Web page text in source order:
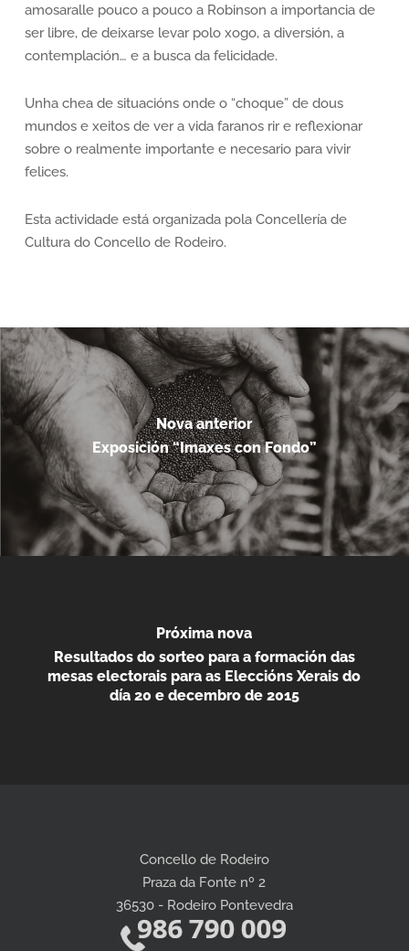
amosaralle pouco a pouco a Robinson a importancia de
ser libre, de deixarse levar polo xogo, a diversión, a
contemplación… e a busca da felicidade.
Unha chea de situacións onde o “choque” de dous
mundos e xeitos de ver a vida faranos rir e reflexionar
sobre o realmente importante e necesario para vivir
felices.
Esta actividade está organizada pola Concellería de
Cultura do Concello de Rodeiro.
Nova anterior
Exposición “Imaxes con Fondo”
Próxima nova
Resultados do sorteo para a formación das
mesas electorais para as Eleccións Xerais do
día 20 e decembro de 2015
Concello de Rodeiro
Praza da Fonte nº 2
36530 - Rodeiro Pontevedra